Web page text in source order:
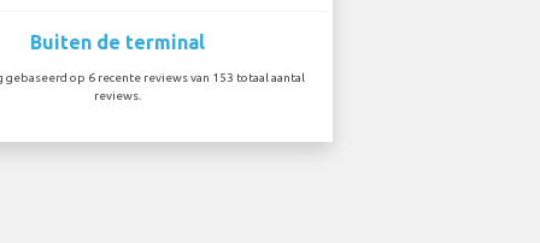
Buiten de terminal
gebaseerd op 6 recente reviews van 153 totaal aantal
reviews.